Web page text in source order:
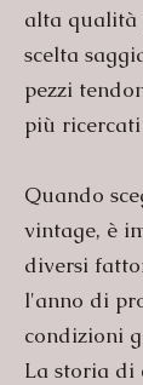
alta qualità
scelta
pezzi
più
Quando
vintage, è
diversi
l'anno di
condizioni
La storia di